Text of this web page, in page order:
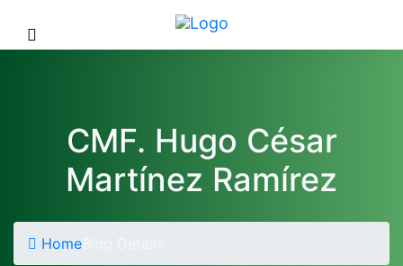
CMF. Hugo César
Martínez Ramírez
Home